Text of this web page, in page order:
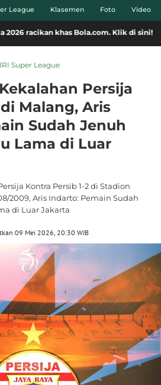
League Klasemen Foto Video
Bola.com. Klik di sini!
Super League
Persija
Malang, Aris
Sudah Jenuh
Lama di Luar
Kontra Persib 1-2 di Stadion
2009, Aris Indarto: Pemain Sudah
di Luar Jakarta
09 Mei 2026, 20:30 WIB